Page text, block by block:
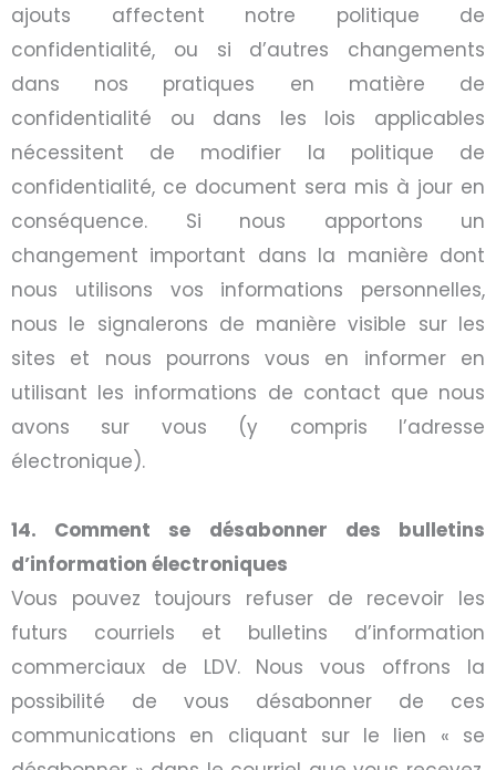
ajouts affectent notre politique de
confidentialité, ou si d’autres changements
dans nos pratiques en matière de
confidentialité ou dans les lois applicables
nécessitent de modifier la politique de
confidentialité, ce document sera mis à jour en
conséquence. Si nous apportons un
changement important dans la manière dont
nous utilisons vos informations personnelles,
nous le signalerons de manière visible sur les
sites et nous pourrons vous en informer en
utilisant les informations de contact que nous
avons sur vous (y compris l’adresse
électronique).
14. Comment se désabonner des bulletins
d’information électroniques
Vous pouvez toujours refuser de recevoir les
futurs courriels et bulletins d’information
commerciaux de LDV. Nous vous offrons la
possibilité de vous désabonner de ces
communications en cliquant sur le lien « se